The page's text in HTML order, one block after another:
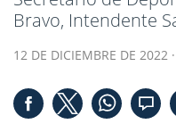
Bravo, Intendente
12 DE DICIEMBRE DE 2022